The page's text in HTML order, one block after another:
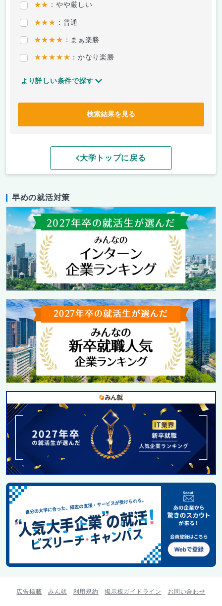
★★ ：やや厳しい
★★★ ：普通
★★★★ ：まぁ楽勝
★★★★★ ：かなり楽勝
より詳しい条件で探す
検索結果を見る
大学トップに戻る
早めの就活対策
広告掲載 みん就 利用規約 掲示板ガイドライン お問い合わせ